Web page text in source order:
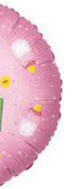
Contacts
My Account